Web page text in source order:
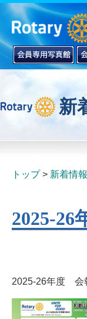
新
トップ 新着情報
2025-26
2025-26年度 会